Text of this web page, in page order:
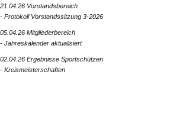
21.04.26 Vorstandsbereich
- Protokoll Vorstandssitzung 3-2026
05.04.26 Mitgliederbereich
- Jahreskalender aktualisiert
02.04.26 Ergebnisse Sportschützen
- Kreismeisterschaften